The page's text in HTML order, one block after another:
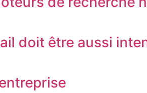
doit être aussi